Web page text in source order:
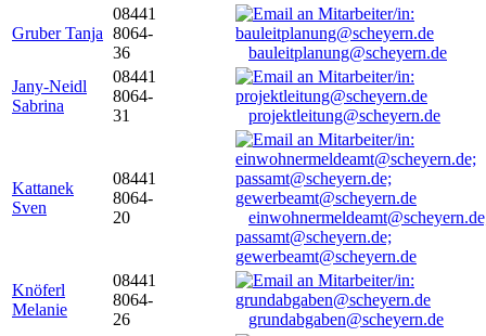
Gruber Tanja
08441
8064-
36
bauleitplanung@scheyern.de
Jany-Neidl
Sabrina
08441
8064-
31
projektleitung@scheyern.de
Kattanek
Sven
08441
8064-
20
passamt@scheyern.de;
gewerbeamt@scheyern.de
Knöferl
Melanie
08441
8064-
26
grundabgaben@scheyern.de